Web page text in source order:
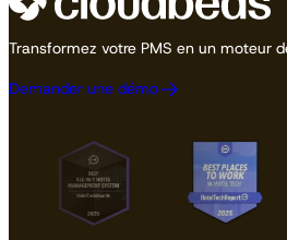
Transformez votre PMS en un moteur
Demander une démo